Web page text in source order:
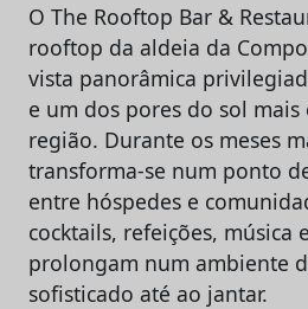
O The Rooftop Bar &
rooftop da aldeia da
vista panorâmica
e um dos pores do sol
região. Durante os meses
transforma-se num ponto
entre hóspedes e
cocktails, refeições, música
prolongam num ambiente
sofisticado até ao jantar.